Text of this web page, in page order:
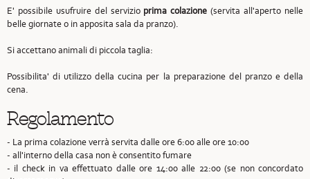
E' possibile usufruire del servizio prima colazione (servita all'aperto nelle
belle giornate o in apposita sala da pranzo).
Si accettano animali di piccola taglia:
Possibilita' di utilizzo della cucina per la preparazione del pranzo e della
cena.
Regolamento
- La prima colazione verrà servita dalle ore 6:00 alle ore 10:00
- all'interno della casa non è consentito fumare
- il check in va effettuato dalle ore 14:00 alle 22:00 (se non concordato